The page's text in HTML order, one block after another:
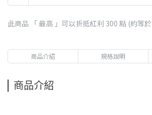
此商品 「 最高 」可以折抵紅利 300 點 (約等於
商品介紹 規格說明
商品介紹